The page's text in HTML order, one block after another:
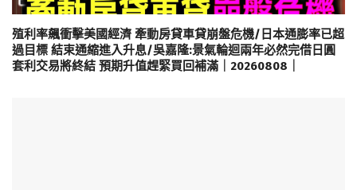
殖利率飆衝擊美國經濟 牽動房貸車貸崩盤危機/日本通膨率已超
過目標 結束通縮進入升息/吳嘉隆:景氣輪迴兩年必然完借日圓
套利交易將終結 預期升值趕緊買回補滿｜20260808｜